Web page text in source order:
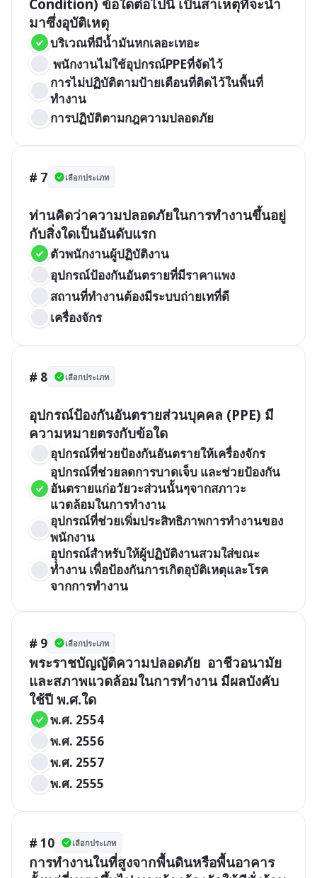
Condition) ข้อใดต่อไปนี้ เป็นสาเหตุที่จะนำ
มาซึ่งอุบัติเหตุ
บริเวณที่มีน้ำมันหกเลอะเทอะ
พนักงานไม่ใช้อุปกรณ์PPEที่จัดไว้
การไม่ปฏิบัติตามป้ายเตือนที่ติดไว้ในพื้นที่
ทำงาน
การปฏิบัติตามกฎความปลอดภัย
# 7 เลือกประเภท
ท่านคิดว่าความปลอดภัยในการทำงานขึ้นอยู่
กับสิ่งใดเป็นอันดับแรก
ตัวพนักงานผู้ปฏิบัติงาน
อุปกรณ์ป้องกันอันตรายที่มีราคาแพง
สถานที่ทำงานต้องมีระบบถ่ายเทที่ดี
เครื่องจักร
# 8 เลือกประเภท
อุปกรณ์ป้องกันอันตรายส่วนบุคคล (PPE) มี
ความหมายตรงกับข้อใด
อุปกรณ์ที่ช่วยป้องกันอันตรายให้เครื่องจักร
อุปกรณ์ที่ช่วยลดการบาดเจ็บ และช่วยป้องกัน
อันตรายแก่อวัยวะส่วนนั้นๆจากสภาวะ
แวดล้อมในการทำงาน
อุปกรณ์ที่ช่วยเพิ่มประสิทธิภาพการทำงานของ
พนักงาน
อุุปกรณ์สำหรับให้ผู้ปฏิบัติงานสวมใส่ขณะ
ทำงาน เพื่อป้องกันการเกิดอุบัติเหตุและโรค
จากการทำงาน
# 9 เลือกประเภท
พระราชบัญญัติความปลอดภัย  อาชีวอนามัย
และสภาพแวดล้อมในการทำงาน มีผลบังคับ
ใช้ปี พ.ศ.ใด
พ.ศ. 2554
พ.ศ. 2556
พ.ศ. 2557
พ.ศ. 2555
# 10 เลือกประเภท
การทำงานในที่สูงจากพื้นดินหรือพื้นอาคาร